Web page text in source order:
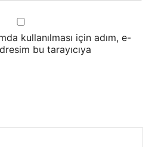
kullanılması için adım, e-
bu tarayıcıya